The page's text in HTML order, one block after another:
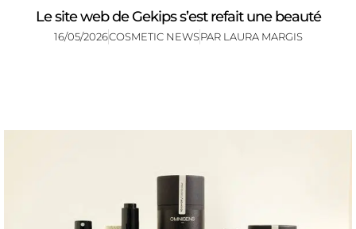
Le site web de Gekips s’est refait une beauté
16/05/2026COSMETIC NEWSPAR LAURA MARGIS